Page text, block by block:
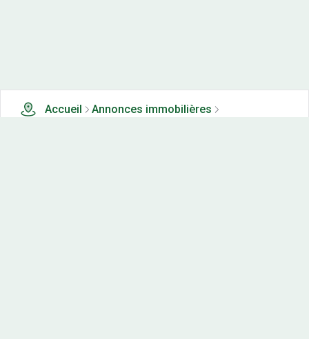
Accueil
Annonces immobilières